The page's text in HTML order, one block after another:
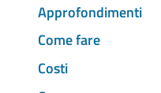
Approfondimenti
Come fare
Costi